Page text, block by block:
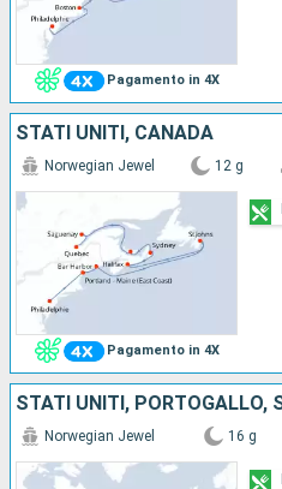
Pagamento in 4X
STATI UNITI, CANADA
Pagamento in 4X
Norwegian Jewel 12 g
Norwegian Jewel 16 g